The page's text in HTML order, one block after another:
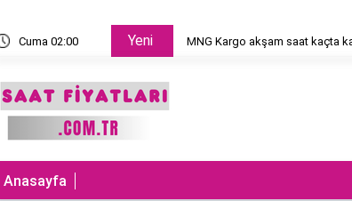
Cuma 02:00 Yeni MNG Kargo akşam saat kaçta
Anasayfa